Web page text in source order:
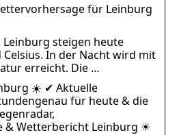
für Leinburg
steigen heute
Celsius. In der Nacht wird mit
erreicht. Die …
☀️ ✔ Aktuelle
für heute & die
& Wetterbericht Leinburg ☀